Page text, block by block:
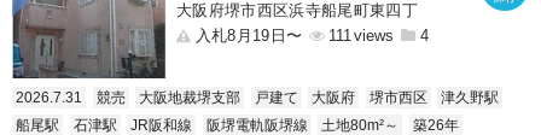
大阪府堺市西区浜寺船尾町東四丁
入札8月19日〜
111 4
2026.7.31 競売 大阪地裁堺支部 戸建て 大阪府 堺市西区
津久野駅
船尾駅
石津駅 JR阪和線 阪堺電軌阪堺線 土地80m²～
築26年